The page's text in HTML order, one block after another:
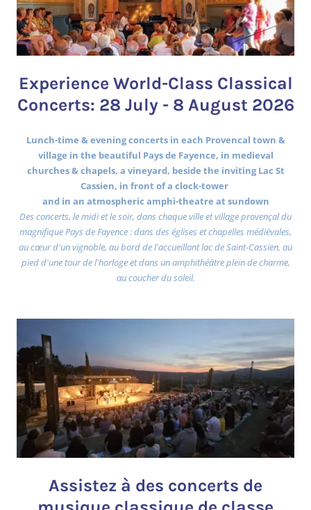
Experience World-Class Classical
Concerts: 28 July - 8 August 2026
Lunch-time & evening concerts in each Provencal town &
village in the beautiful Pays de Fayence, in medieval
churches & chapels, a vineyard, beside the inviting Lac St
Cassien, in front of a clock-tower
and in an atmospheric amphi-theatre at sundown
Des concerts, le midi et le soir, dans chaque ville et village provençal du
magnifique Pays de Fayence : dans des églises et chapelles médiévales,
au cœur d'un vignoble, au bord de l'accueillant lac de Saint-Cassien, au
pied d'une tour de l'horloge et dans un amphithéâtre plein de charme,
au coucher du soleil.
Assistez à des concerts de